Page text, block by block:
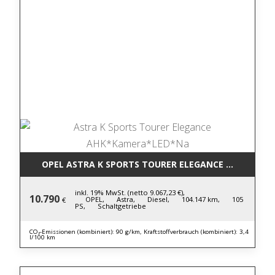
OPEL ASTRA K SPORTS TOURER ELEGANCE
10.790 €
inkl. 19% MwSt. (netto 9.067,23 €),
OPEL, Astra, Diesel, 104.147 km, 105
PS, Schaltgetriebe
CO₂-Emissionen (kombiniert): 90 g/km, Kraftstoffverbrauch (kombiniert): 3,4
l/100 km